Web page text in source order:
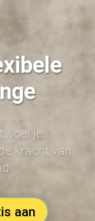
voel je
kracht van
aan